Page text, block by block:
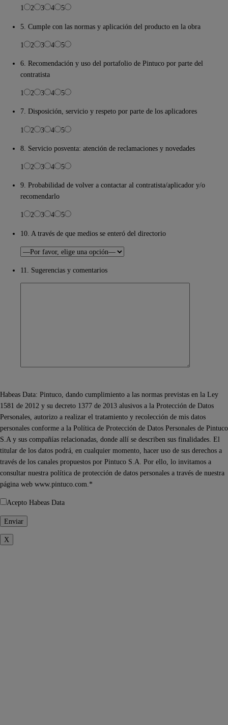
1 2 3 4 5
5. Cumple con las normas y aplicación del producto en la obra
1 2 3 4 5
6. Recomendación y uso del portafolio de Pintuco por parte del
contratista
1 2 3 4 5
7. Disposición, servicio y respeto por parte de los aplicadores
1 2 3 4 5
8. Servicio posventa: atención de reclamaciones y novedades
1 2 3 4 5
9. Probabilidad de volver a contactar al contratista/aplicador y/o
recomendarlo
1 2 3 4 5
10. A través de que medios se enteró del directorio
11. Sugerencias y comentarios
Habeas Data: Pintuco, dando cumplimiento a las normas previstas en la Ley
1581 de 2012 y su decreto 1377 de 2013 alusivos a la Protección de Datos
Personales, autorizo a realizar el tratamiento y recolección de mis datos
personales conforme a la Política de Protección de Datos Personales de Pintuco
S.A y sus compañías relacionadas, donde allí se describen sus finalidades. El
titular de los datos podrá, en cualquier momento, hacer uso de sus derechos a
través de los canales propuestos por Pintuco S.A. Por ello, lo invitamos a
consultar nuestra política de protección de datos personales a través de nuestra
página web www.pintuco.com.*
Acepto Habeas Data
X